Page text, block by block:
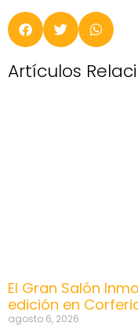
Artículos
El Gran Salón
edición en
agosto 6, 2026